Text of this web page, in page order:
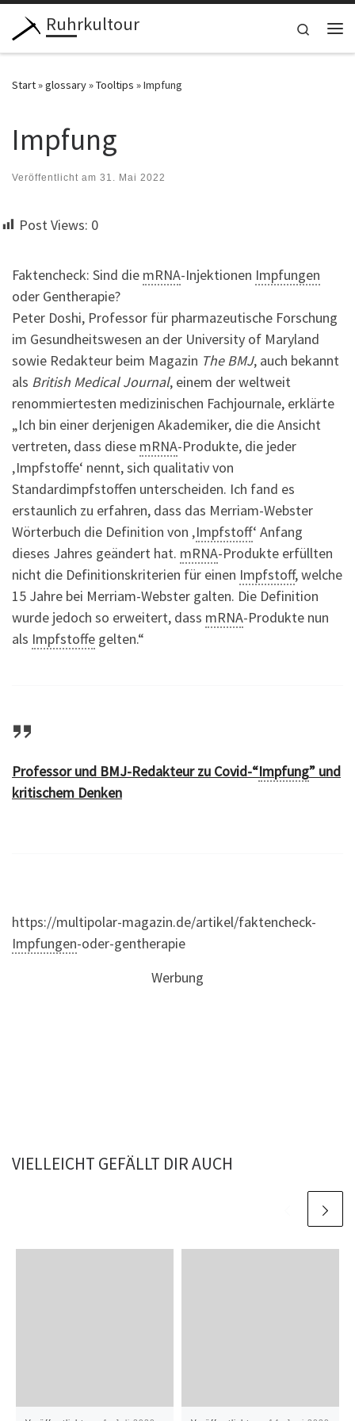
Zum Inhalt springen
Ruhrkultour
Search
Start»glossary»Tooltips »Impfung
Impfung
Veröffentlicht am 31. Mai 2022
Post Views: 0
Faktencheck: Sind die mRNA-Injektionen Impfungen
oder Gentherapie?
Peter Doshi, Professor für pharmazeutische Forschung
im Gesundheitswesen an der University of Maryland
sowie Redakteur beim Magazin The BMJ, auch bekannt
als British Medical Journal, einem der weltweit
renommiertesten medizinischen Fachjournale, erklärte
„Ich bin einer derjenigen Akademiker, die die Ansicht
vertreten, dass diese mRNA-Produkte, die jeder
‚Impfstoffe‘ nennt, sich qualitativ von
Standardimpfstoffen unterscheiden. Ich fand es
erstaunlich zu erfahren, dass das Merriam-Webster
Wörterbuch die Definition von ‚Impfstoff‘ Anfang
dieses Jahres geändert hat. mRNA-Produkte erfüllten
nicht die Definitionskriterien für einen Impfstoff, welche
15 Jahre bei Merriam-Webster galten. Die Definition
wurde jedoch so erweitert, dass mRNA-Produkte nun
als Impfstoffe gelten.“
Professor und BMJ-Redakteur zu Covid-“Impfung” und
kritischem Denken
https://multipolar-magazin.de/artikel/faktencheck-
Impfungen-oder-gentherapie
Werbung
VIELLEICHT GEFÄLLT DIR AUCH